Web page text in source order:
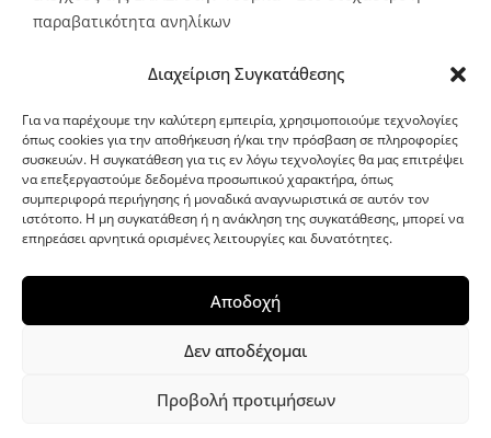
Διαχείριση Συγκατάθεσης
Για να παρέχουμε την καλύτερη εμπειρία, χρησιμοποιούμε τεχνολογίες
όπως cookies για την αποθήκευση ή/και την πρόσβαση σε πληροφορίες
συσκευών. Η συγκατάθεση για τις εν λόγω τεχνολογίες θα μας επιτρέψει
να επεξεργαστούμε δεδομένα προσωπικού χαρακτήρα, όπως
συμπεριφορά περιήγησης ή μοναδικά αναγνωριστικά σε αυτόν τον
ιστότοπο. Η μη συγκατάθεση ή η ανάκληση της συγκατάθεσης, μπορεί να
επηρεάσει αρνητικά ορισμένες λειτουργίες και δυνατότητες.
Αποδοχή
Δεν αποδέχομαι
Προβολή προτιμήσεων
παραβατικότητα ανηλίκων
G-point.gr